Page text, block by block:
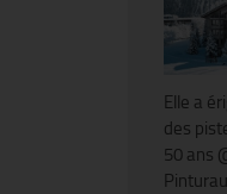
Elle a
des
50 ans